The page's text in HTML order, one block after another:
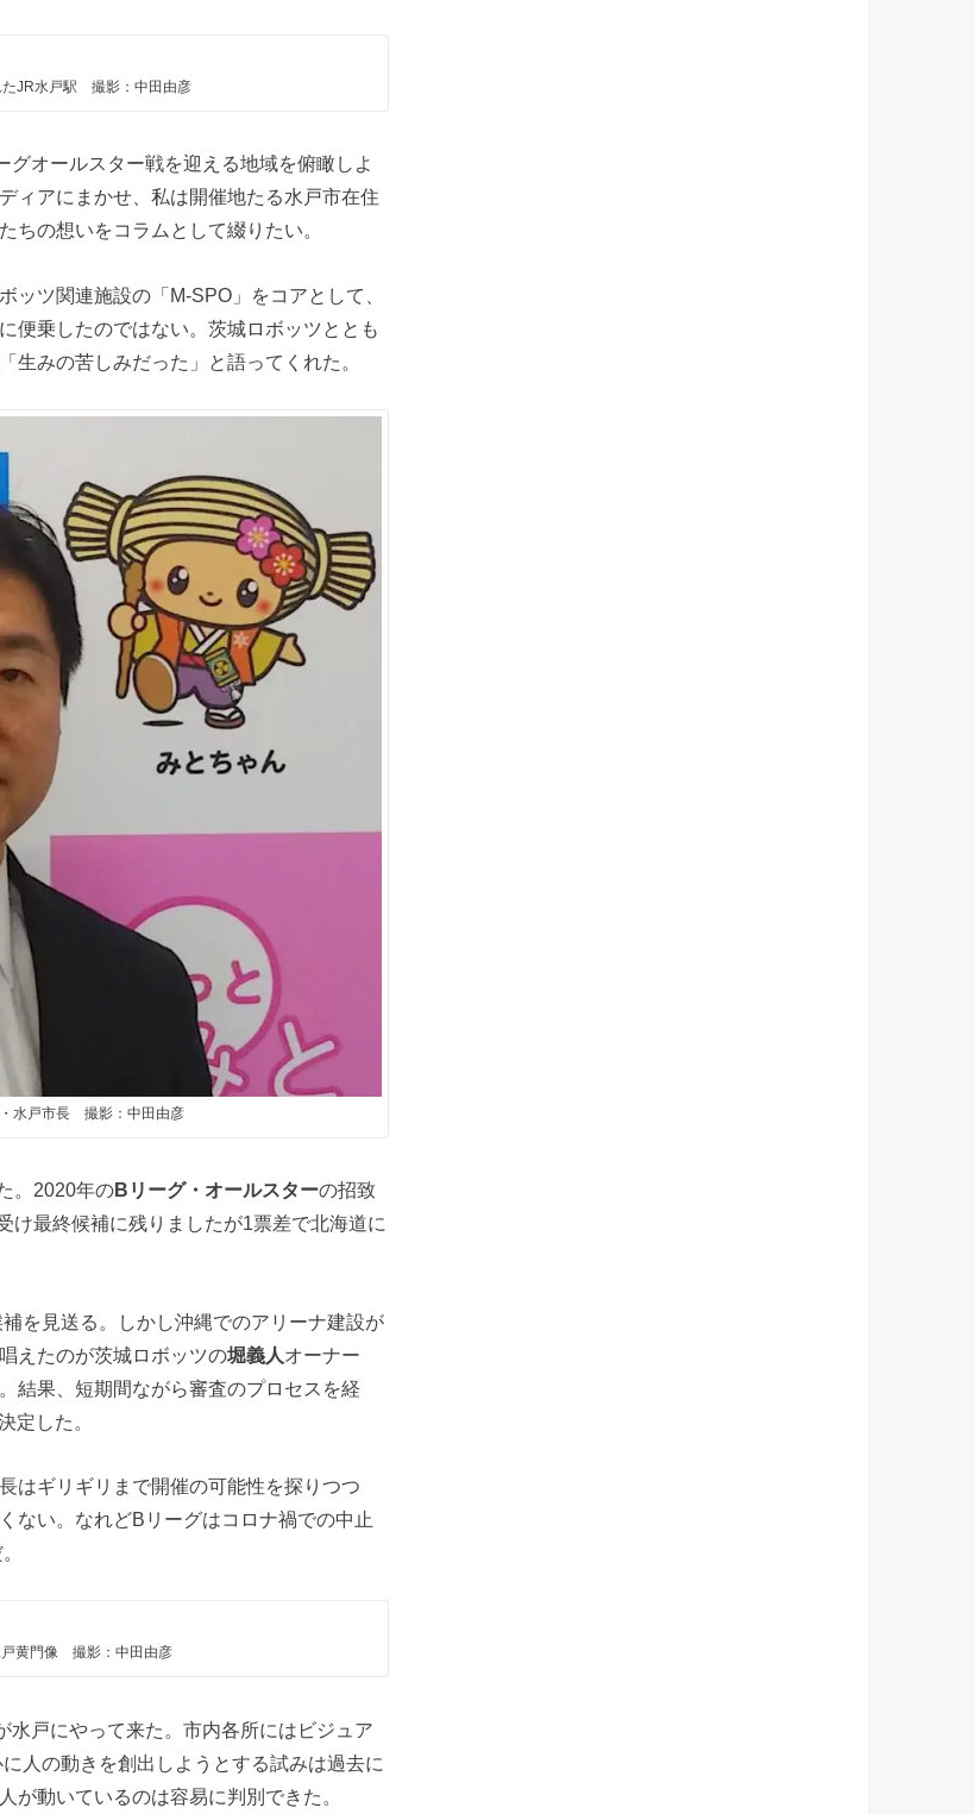
たJR水戸駅 撮影：中田由彦
オールスター戦を迎える地域を俯瞰しよ
ィアにまかせ、私は開催地たる水戸市在住
ちの想いをコラムとして綴りたい。
ツ関連施設の「M-SPO」をコアとして、
便乗したのではない。茨城ロボッツととも
生みの苦しみだった」と語ってくれた。
・水戸市長 撮影：中田由彦
。2020年のBリーグ・オールスターの招致
け最終候補に残りましたが1票差で北海道に
を見送る。しかし沖縄でのアリーナ建設が
えたのが茨城ロボッツの堀義人オーナー
結果、短期間ながら審査のプロセスを経
定した。
はギリギリまで開催の可能性を探りつつ
ない。なれどBリーグはコロナ禍での中止
戸黄門像 撮影：中田由彦
戸にやって来た。市内各所にはビジュア
人の動きを創出しようとする試みは過去に
が動いているのは容易に判別できた。